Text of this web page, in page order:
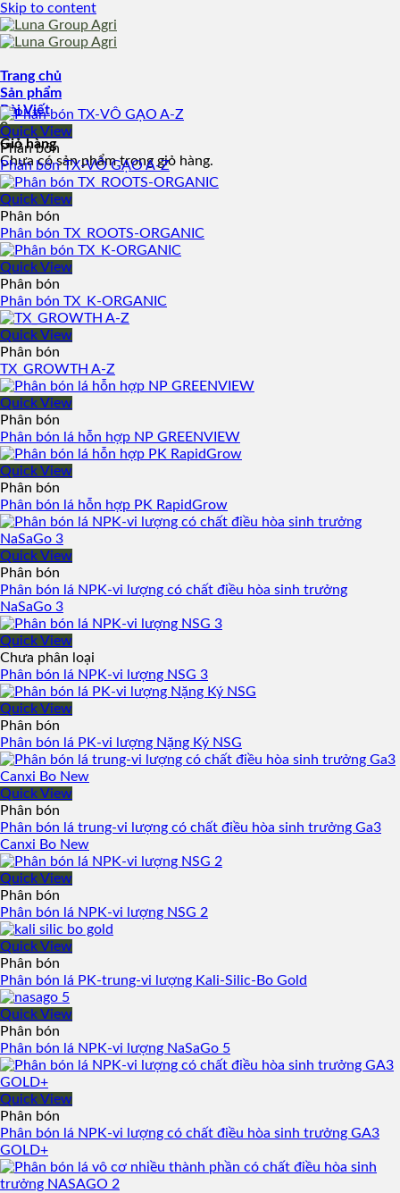
Skip to content
Trang chủ
Sản phẩm
Bài Viết
0
Giỏ hàng
Chưa có sản phẩm trong giỏ hàng.
Quick View
Phân bón
Phân bón TX-VÔ GẠO A-Z
Quick View
Phân bón
Phân bón TX_ROOTS-ORGANIC
Quick View
Phân bón
Phân bón TX_K-ORGANIC
Quick View
Phân bón
TX_GROWTH A-Z
Quick View
Phân bón
Phân bón lá hỗn hợp NP GREENVIEW
Quick View
Phân bón
Phân bón lá hỗn hợp PK RapidGrow
Quick View
Phân bón
Phân bón lá NPK-vi lượng có chất điều hòa sinh trưởng
NaSaGo 3
Quick View
Chưa phân loại
Phân bón lá NPK-vi lượng NSG 3
Quick View
Phân bón
Phân bón lá PK-vi lượng Nặng Ký NSG
Quick View
Phân bón
Phân bón lá trung-vi lượng có chất điều hòa sinh trưởng Ga3
Canxi Bo New
Quick View
Phân bón
Phân bón lá NPK-vi lượng NSG 2
Quick View
Phân bón
Phân bón lá PK-trung-vi lượng Kali-Silic-Bo Gold
Quick View
Phân bón
Phân bón lá NPK-vi lượng NaSaGo 5
Quick View
Phân bón
Phân bón lá NPK-vi lượng có chất điều hòa sinh trưởng GA3
GOLD+